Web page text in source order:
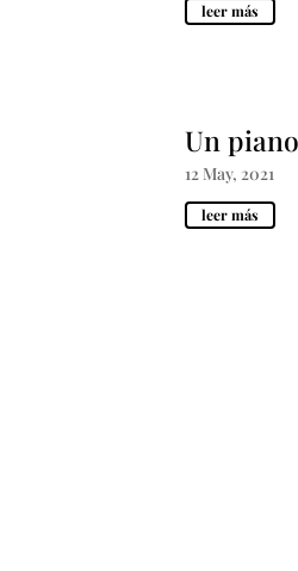
leer más
Un
12 May, 2021
leer más